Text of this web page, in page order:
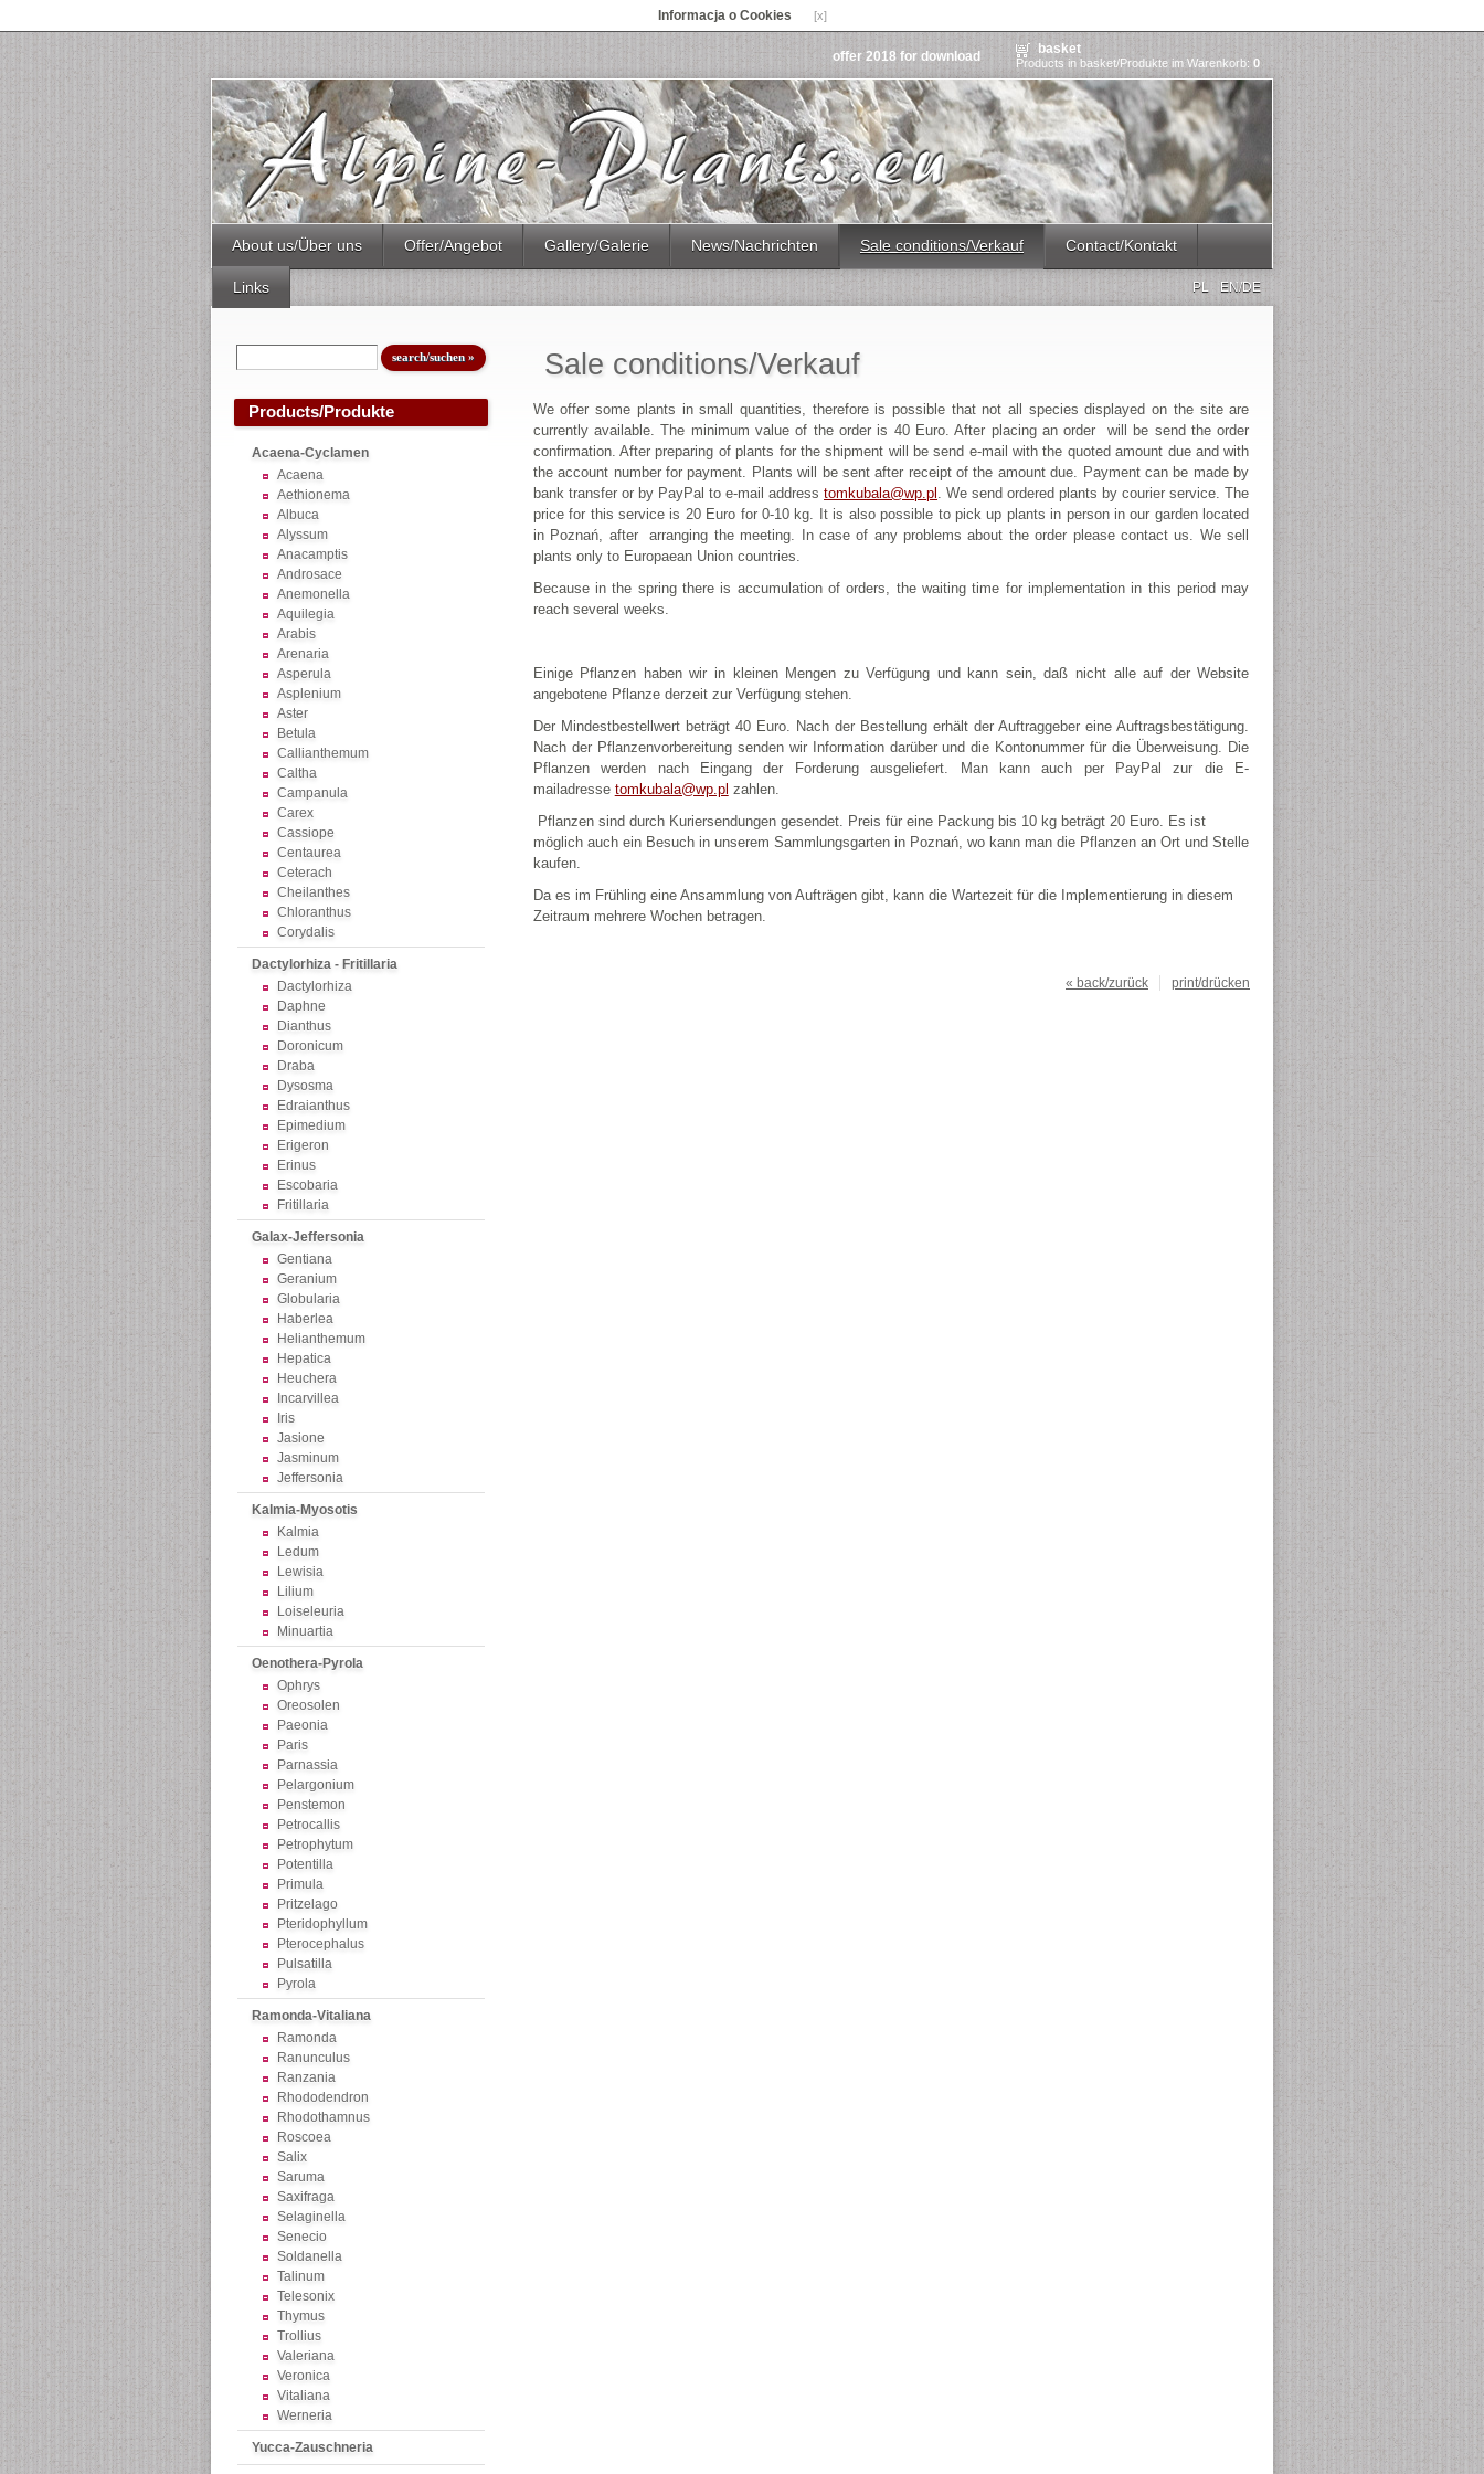
Informacja o Cookies [x]
offer 2018 for download basket
Products in basket/Produkte im Warenkorb: 0
About us/Über uns Offer/Angebot Gallery/Galerie News/Nachrichten Sale conditions/Verkauf Contact/Kontakt
Links EN/DE
PL
Products/Produkte
Acaena-Cyclamen
Acaena
Aethionema
Albuca
Alyssum
Anacamptis
Androsace
Anemonella
Aquilegia
Arabis
Arenaria
Asperula
Asplenium
Aster
Betula
Callianthemum
Caltha
Campanula
Carex
Cassiope
Centaurea
Ceterach
Cheilanthes
Chloranthus
Corydalis
Dactylorhiza - Fritillaria
Dactylorhiza
Daphne
Dianthus
Doronicum
Draba
Dysosma
Edraianthus
Epimedium
Erigeron
Erinus
Escobaria
Fritillaria
Galax-Jeffersonia
Gentiana
Geranium
Globularia
Haberlea
Helianthemum
Hepatica
Heuchera
Incarvillea
Iris
Jasione
Jasminum
Jeffersonia
Kalmia-Myosotis
Kalmia
Ledum
Lewisia
Lilium
Loiseleuria
Minuartia
Oenothera-Pyrola
Ophrys
Oreosolen
Paeonia
Paris
Parnassia
Pelargonium
Penstemon
Petrocallis
Petrophytum
Potentilla
Primula
Pritzelago
Pteridophyllum
Pterocephalus
Pulsatilla
Pyrola
Ramonda-Vitaliana
Ramonda
Ranunculus
Ranzania
Rhododendron
Rhodothamnus
Roscoea
Salix
Saruma
Saxifraga
Selaginella
Senecio
Soldanella
Talinum
Telesonix
Thymus
Trollius
Valeriana
Veronica
Vitaliana
Werneria
Yucca-Zauschneria
Sale conditions/Verkauf
We offer some plants in small quantities, therefore is possible that not all species displayed on the site are
currently available. The minimum value of the order is 40 Euro. After placing an order will be send the order
confirmation. After preparing of plants for the shipment will be send e-mail with the quoted amount due and with
the account number for payment. Plants will be sent after receipt of the amount due. Payment can be made by
bank transfer or by PayPal to e-mail address tomkubala@wp.pl . We send ordered plants by courier service. The
price for this service is 20 Euro for 0-10 kg. It is also possible to pick up plants in person in our garden located
in Poznań, after arranging the meeting. In case of any problems about the order please contact us. We sell
plants only to Europaean Union countries.
Because in the spring there is accumulation of orders, the waiting time for implementation in this period may
reach several weeks.
Einige Pflanzen haben wir in kleinen Mengen zu Verfügung und kann sein, daß nicht alle auf der Website
angebotene Pflanze derzeit zur Verfügung stehen.
Der Mindestbestellwert beträgt 40 Euro. Nach der Bestellung erhält der Auftraggeber eine Auftragsbestätigung.
Nach der Pflanzenvorbereitung senden wir Information darüber und die Kontonummer für die Überweisung. Die
Pflanzen werden nach Eingang der Forderung ausgeliefert. Man kann auch per PayPal zur die E-
mailadresse tomkubala@wp.pl zahlen.
Pflanzen sind durch Kuriersendungen gesendet. Preis für eine Packung bis 10 kg beträgt 20 Euro. Es ist
möglich auch ein Besuch in unserem Sammlungsgarten in Poznań, wo kann man die Pflanzen an Ort und Stelle
kaufen.
Da es im Frühling eine Ansammlung von Aufträgen gibt, kann die Wartezeit für die Implementierung in diesem
Zeitraum mehrere Wochen betragen.
print/drücken
« back/zurück